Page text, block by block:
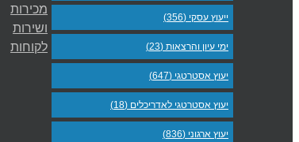
ייעוץ עסקי (356)
ימי עיון והרצאות (23)
יעוץ אסטרטגי (647)
יעוץ אסטרטגי לאדריכלים (18)
יעוץ ארגוני (836)
מכירות
ושירות
לקוחות